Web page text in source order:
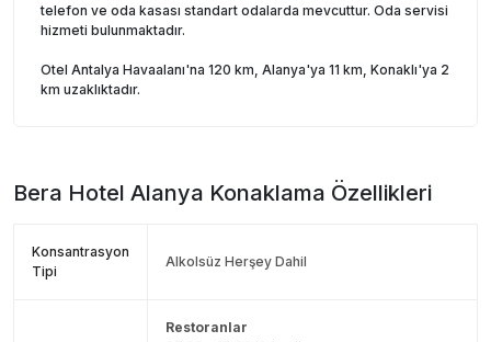
telefon ve oda kasası standart odalarda mevcuttur. Oda servisi
hizmeti bulunmaktadır.
Otel Antalya Havaalanı'na 120 km, Alanya'ya 11 km, Konaklı'ya 2
km uzaklıktadır.
Bera Hotel Alanya Konaklama Özellikleri
Konsantrasyon
Tipi
Alkolsüz Herşey Dahil
Restoranlar